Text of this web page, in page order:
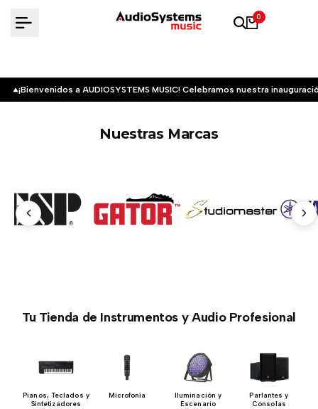
0
¡Bienvenidos a AUDIOSYSTEMS MUSIC! Celebramos nuestra
Nuestras Marcas
Tu Tienda de Instrumentos y Audio Profesional
Pianos, Teclados y
Sintetizadores
Microfonía
Iluminación y
Escenario
Parlantes y
Consolas